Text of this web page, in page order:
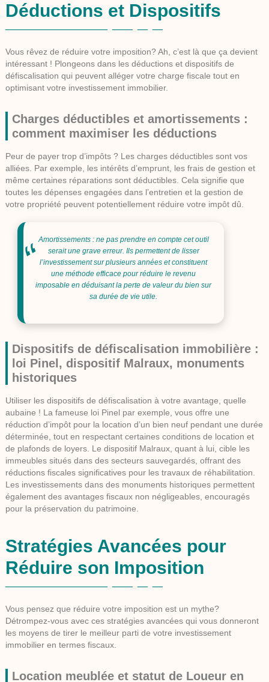
Déductions et Dispositifs
Vous rêvez de réduire votre imposition? Ah, c’est là que ça devient
intéressant ! Plongeons dans les déductions et dispositifs de
défiscalisation qui peuvent alléger votre charge fiscale tout en
optimisant votre investissement immobilier.
Charges déductibles et amortissements :
comment maximiser les déductions
Peur de payer trop d’impôts ? Les charges déductibles sont vos
alliées. Par exemple, les intérêts d’emprunt, les frais de gestion et
même certaines réparations sont déductibles. Cela signifie que
toutes les dépenses engagées dans l’entretien et la gestion de
votre propriété peuvent potentiellement réduire votre impôt dû.
Amortissements : ne pas prendre en compte cet outil
serait une grave erreur. Ils permettent de lisser
l’investissement sur plusieurs années et constituent
une méthode efficace pour réduire le revenu
imposable en déduisant la perte de valeur du bien sur
sa durée de vie utile.
Dispositifs de défiscalisation immobilière :
loi Pinel, dispositif Malraux, monuments
historiques
Utiliser les dispositifs de défiscalisation à votre avantage, quelle
aubaine ! La fameuse loi Pinel par exemple, vous offre une
réduction d’impôt pour la location d’un bien neuf pendant une durée
déterminée, tout en respectant certaines conditions de location et
de plafonds de loyers. Le dispositif Malraux, quant à lui, cible les
immeubles situés dans des secteurs sauvegardés, offrant des
réductions fiscales significatives pour les travaux de réhabilitation.
Les investissements dans des monuments historiques permettent
également des avantages fiscaux non négligeables, encouragés
pour la préservation du patrimoine.
Stratégies Avancées pour
Réduire son Imposition
Vous pensez que réduire votre imposition est un mythe?
Détrompez-vous avec ces stratégies avancées qui vous donneront
les moyens de tirer le meilleur parti de votre investissement
immobilier en termes fiscaux.
Location meublée et statut de Loueur en